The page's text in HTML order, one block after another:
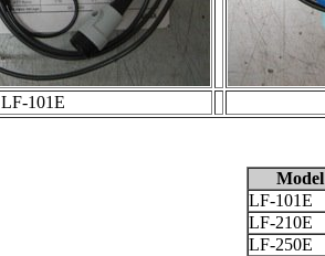
LF-101E
Model
LF-101E
LF-210E
LF-250E